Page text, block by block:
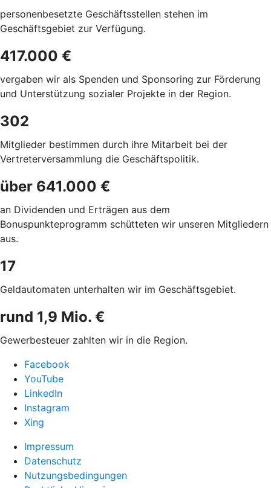
personenbesetzte Geschäftsstellen stehen im
Geschäftsgebiet zur Verfügung.
417.000 €
vergaben wir als Spenden und Sponsoring zur Förderung
und Unterstützung sozialer Projekte in der Region.
302
Mitglieder bestimmen durch ihre Mitarbeit bei der
Vertreterversammlung die Geschäftspolitik.
über 641.000 €
an Dividenden und Erträgen aus dem
Bonuspunkteprogramm schütteten wir unseren Mitgliedern
aus.
17
Geldautomaten unterhalten wir im Geschäftsgebiet.
rund 1,9 Mio. €
Gewerbesteuer zahlten wir in die Region.
Facebook
YouTube
LinkedIn
Instagram
Xing
Impressum
Datenschutz
Nutzungsbedingungen